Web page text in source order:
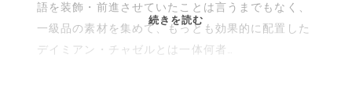
語を装飾・前進させていたことは言うまでもなく、
一級品の素材を集めて、もっとも効果的に配置した
デイミアン・チャゼルとは一体何者…
続きを読む
『セ